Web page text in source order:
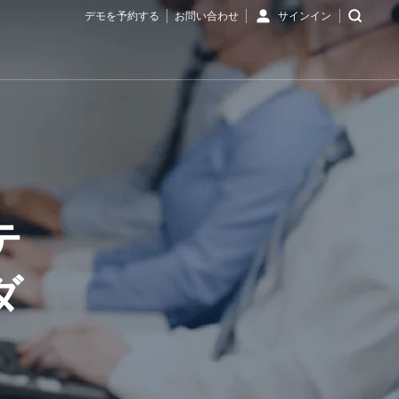
デモを予約する お問い合わせ サインイン